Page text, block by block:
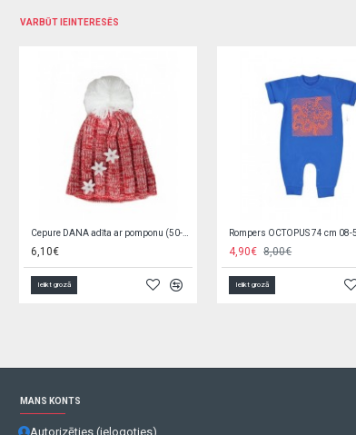
VARBŪT IEINTERESĒS
Cepure U-1 ar flīsa oderi 53 cm
4,95€
Ielikt grozā
Attīstošā rotaļlieta WIKI H3769
7,30€
Ielikt grozā
MANS KONTS
Autorizēties (ielogoties)